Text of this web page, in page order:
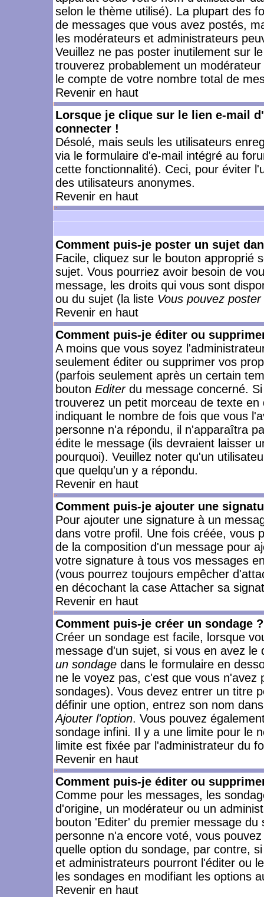
selon le thème utilisé). La plupart des
de messages que vous avez postés,
les modérateurs et administrateurs
Veuillez ne pas poster inutilement sur
trouverez probablement un
le compte de votre nombre total de
Revenir en haut
Lorsque je clique sur le lien e-mail
connecter !
Désolé, mais seuls les utilisateurs
via le formulaire d'e-mail intégré au
cette fonctionnalité). Ceci, pour éviter
des utilisateurs anonymes.
Revenir en haut
Comment puis-je poster un sujet
Facile, cliquez sur le bouton approprié
sujet. Vous pourriez avoir besoin de
message, les droits qui vous sont
ou du sujet (la liste Vous pouvez
Revenir en haut
Comment puis-je éditer ou
A moins que vous soyez
seulement éditer ou supprimer vos
(parfois seulement après un certain
bouton Editerdu message concerné.
trouverez un petit morceau de texte
indiquant le nombre de fois que vous
personne n'a répondu, il n'apparaîtra
édite le message (ils devraient laisser
pourquoi). Veuillez noter qu'un
que quelqu'un y a répondu.
Revenir en haut
Comment puis-je ajouter une
Pour ajouter une signature à un
dans votre profil. Une fois créée, vous
de la composition d'un message pour
votre signature à tous vos messages
(vous pourrez toujours empêcher
en décochant la case Attacher sa
Revenir en haut
Comment puis-je créer un sondage ?
Créer un sondage est facile, lorsque
message d'un sujet, si vous en avez
un sondage dans le formulaire en
ne le voyez pas, c'est que vous
sondages). Vous devez entrer un titre
définir une option, entrez son nom
Ajouter l'option. Vous pouvez
sondage infini. Il y a une limite pour le
limite est fixée par l'administrateur du
Revenir en haut
Comment puis-je éditer ou
Comme pour les messages, les
d'origine, un modérateur ou un
bouton 'Editer' du premier message
personne n'a encore voté, vous
quelle option du sondage, par contre,
et administrateurs pourront l'éditer ou
les sondages en modifiant les options
Revenir en haut